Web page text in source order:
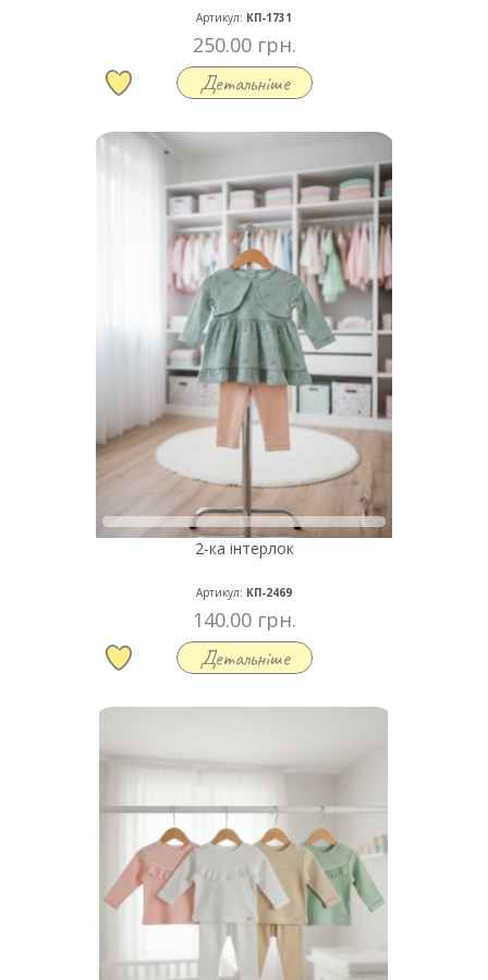
Артикул: КП-1731
250.00 грн.
Детальніше
2-ка інтерлок
Артикул: КП-2469
140.00 грн.
Детальніше